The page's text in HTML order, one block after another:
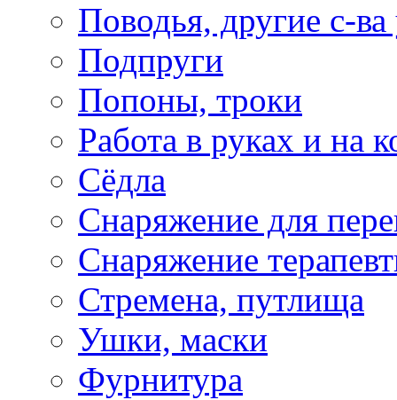
Поводья, другие с-
Подпруги
Попоны, троки
Работа в руках и на
Сёдла
Снаряжение для
Снаряжение
Стремена, путлища
Ушки, маски
Фурнитура